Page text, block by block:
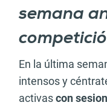
semana
En la última
intensos y
activascon